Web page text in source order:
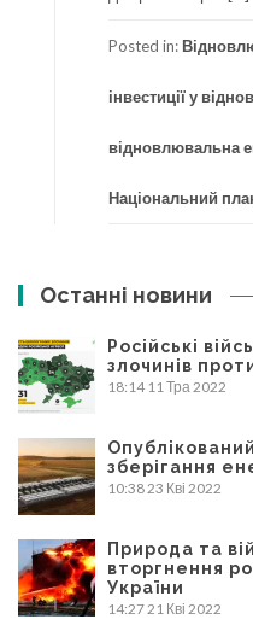
Posted in:
інвестиції у
відновлювальна
Національний
Останні новини
Російські
злочинів
18:14 11 Тра 2022
зберігання
10:38 23 Кві 2022
Природа та
вторгнення
України
14:27 21 Кві 2022